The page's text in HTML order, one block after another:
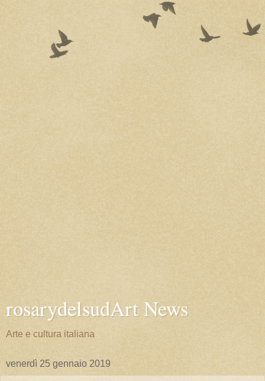
rosarydelsudArt News
Arte e cultura italiana
venerdì 25 gennaio 2019